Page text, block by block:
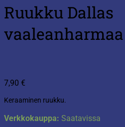
Ruukku Dallas
7,90 €
Keraaminen ruukku.
Verkkokauppa: Saatavissa